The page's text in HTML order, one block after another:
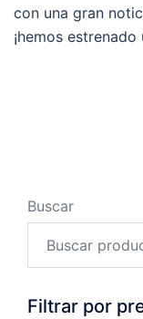
con una gran
¡hemos
Buscar
Filtrar por